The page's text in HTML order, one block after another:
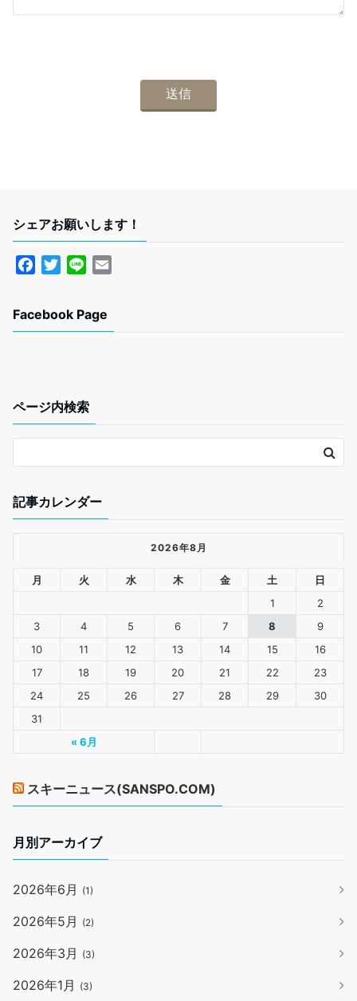
シェアお願いします！
e
k
t
e
Facebook Page
ページ内検索
記事カレンダー
2026年8月
月 火 水 木 金 土 日
« 6月
1
2
3
4 5 6 7 8
9
10
11 12 13 14 15
16
17
18 19 20 21 22
23
24
25 26 27 28 29
30
31
スキーニュース(SANSPO.COM)
月別アーカイブ
2026年6月 (1)
2026年5月 (2)
2026年3月 (3)
2026年1月 (3)